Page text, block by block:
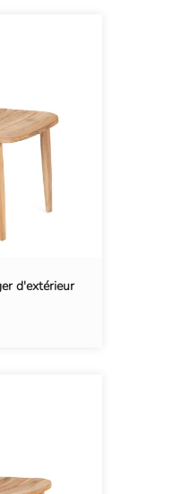
d'extérieur